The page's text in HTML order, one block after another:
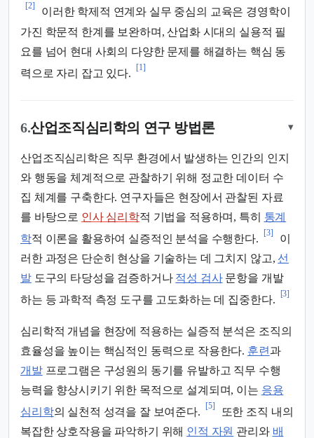
[2]
이러한 학제적 연계와 실무 중심의 교육은 경영학이
가진 학문적 한계를 보완하며, 산업화 시대의 실용적 필
요를 넘어 현대 사회의 다양한 문제를 해결하는 핵심 동
력으로 자리 잡고 있다.
[1]
6.산업조직심리학의 연구 방법론 ▾
산업조직심리학은 직무 환경에서 발생하는 인간의 인지
와 행동을 체계적으로 관찰하기 위해 정교한 데이터 수
집 체계를 구축한다. 연구자들은 현장에서 관찰된 자료
를 바탕으로 인사 심리학적 기법을 적용하며, 특히 통계
학적 이론을 활용하여 실증적인 분석을 수행한다.
[3]
이
러한 과정은 단순히 현상을 기술하는 데 그치지 않고, 선
발도구의 타당성을 검증하거나 적성 검사문항을 개발
하는 등 과학적 측정 도구를 고도화하는 데 집중한다.
[3]
심리학적 개념을 현장에 적용하는 실증적 분석은 조직의
효율성을 높이는 핵심적인 동력으로 작용한다. 훈련 과
개발프로그램은 구성원의 동기를 유발하고 직무 수행
능력을 향상시키기 위한 목적으로 설계되며, 이는 응용
심리학의 실천적 성격을 잘 보여준다.
[5]
또한 조직 내의
복잡한 상호작용을 파악하기 위해 인적 자원 관리와 배